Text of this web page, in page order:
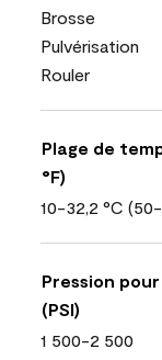
Brosse
Pulvérisation
Rouler
Plage de
°F)
10-32,2 °C
Pression
(PSI)
1 500-2 500